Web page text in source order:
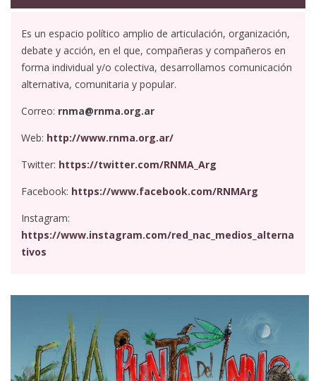
Es un espacio político amplio de articulación, organización,
debate y acción, en el que, compañeras y compañeros en
forma individual y/o colectiva, desarrollamos comunicación
alternativa, comunitaria y popular.
Correo: rnma@rnma.org.ar
Web: http://www.rnma.org.ar/
Twitter: https://twitter.com/RNMA_Arg
Facebook: https://www.facebook.com/RNMArg
Instagram:
https://www.instagram.com/red_nac_medios_alterna
tivos